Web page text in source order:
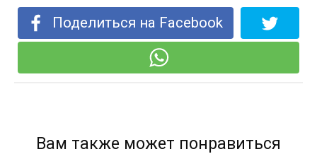
Поделиться на Facebook
Вам также может понравиться